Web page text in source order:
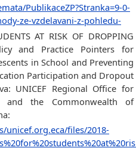
PublikaceZP?Stranka=9-0-
ze-vzdelavani-z-pohledu-
AT RISK OF DROPPING
and Practice Pointers for
in School and Preventing
Participation and Dropout
UNICEF Regional Office for
and the Commonwealth of
unicef.org.eca/files/2018-